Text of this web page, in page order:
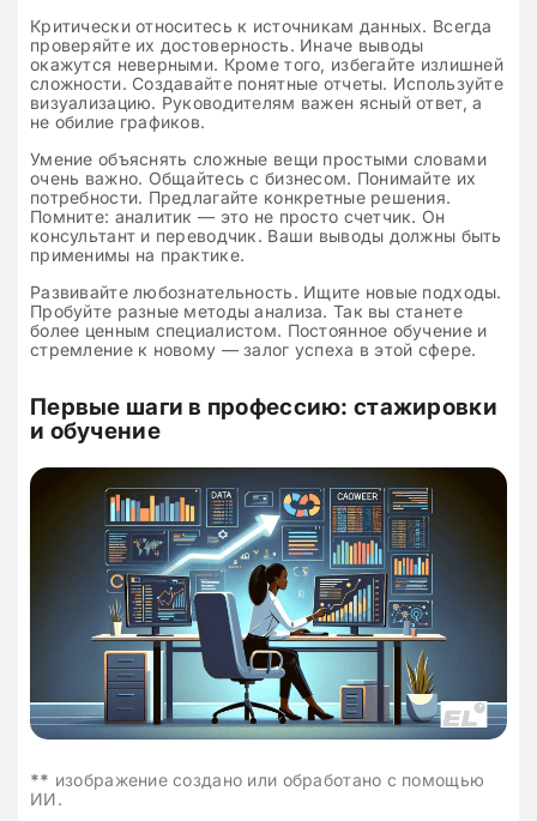
Критически относитесь к источникам данных. Всегда
проверяйте их достоверность. Иначе выводы
окажутся неверными. Кроме того, избегайте излишней
сложности. Создавайте понятные отчеты. Используйте
визуализацию. Руководителям важен ясный ответ, а
не обилие графиков.
Умение объяснять сложные вещи простыми словами
очень важно. Общайтесь с бизнесом. Понимайте их
потребности. Предлагайте конкретные решения.
Помните: аналитик — это не просто счетчик. Он
консультант и переводчик. Ваши выводы должны быть
применимы на практике.
Развивайте любознательность. Ищите новые подходы.
Пробуйте разные методы анализа. Так вы станете
более ценным специалистом. Постоянное обучение и
стремление к новому — залог успеха в этой сфере.
Первые шаги в профессию: стажировки
и обучение
** изображение создано или обработано с помощью
ИИ.